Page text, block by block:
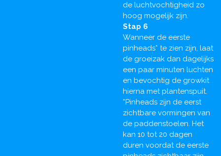
de luchtvochtigheid zo
hoog mogelijk zijn.
Stap 6
Wanneer de eerste
pinheads* te zien zijn, laat
de groeizak dan dagelijks
een paar minuten luchten
en bevochtig de growkit
hierna met plantenspuit.
*Pinheads zijn de eerst
zichtbare vormingen van
de paddenstoelen. Het
kan 10 tot 20 dagen
duren voordat de eerste